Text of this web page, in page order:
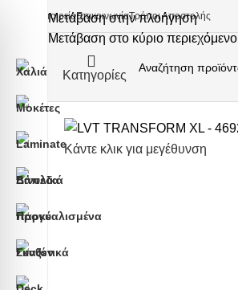
Μετάβαση στην πλοήγηση
Μετάβαση στο κύριο περιεχόμενο
ΕταιρείαΕπικοινωνίαΤρόποι Αποστολής
Κατηγορίες
Κάντε κλικ για μεγέθυνση